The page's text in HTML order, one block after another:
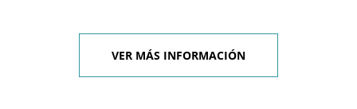
VER MÁS INFORMACIÓN